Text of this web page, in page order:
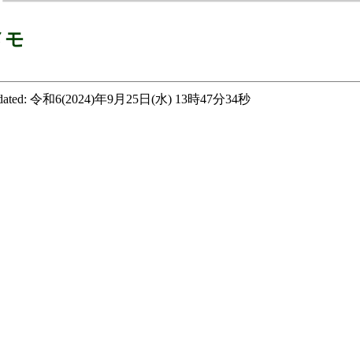
モ
令和6(2024)年9月25日(水) 13時47分34秒